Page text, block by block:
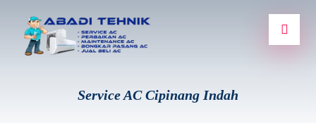
Service AC Cipinang Indah